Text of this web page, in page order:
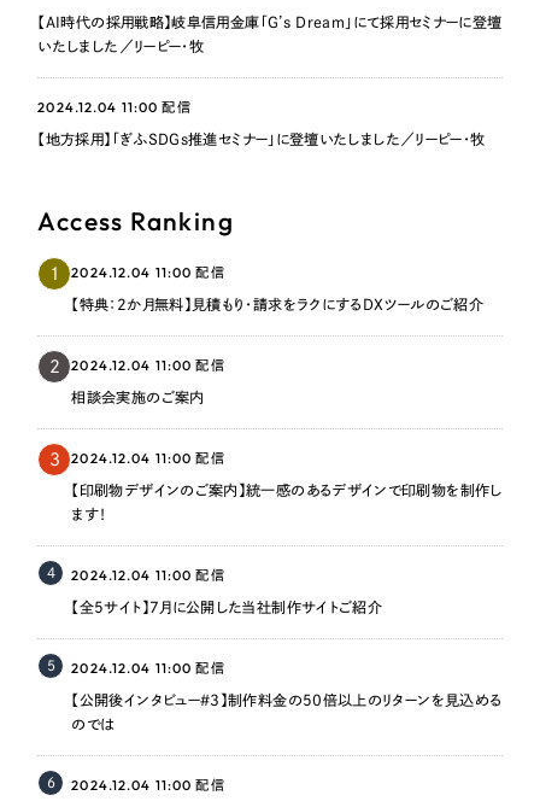
【AI時代の採用戦略】岐阜信用金庫「G’s Dream」にて採用セミナーに登壇
いたしました／リーピー・牧
2024.12.04 11:00配信
【地方採用】「ぎふSDGs推進セミナー」に登壇いたしました／リーピー・牧
Access Ranking
1 2024.12.04 11:00配信
【特典：2か月無料】見積もり・請求をラクにするDXツールのご紹介
2 2024.12.04 11:00配信
相談会実施のご案内
3 2024.12.04 11:00配信
【印刷物デザインのご案内】統一感のあるデザインで印刷物を制作し
ます！
4 2024.12.04 11:00配信
【全5サイト】7月に公開した当社制作サイトご紹介
5 2024.12.04 11:00配信
【公開後インタビュー＃3】制作料金の50倍以上のリターンを見込める
のでは
6 2024.12.04 11:00配信